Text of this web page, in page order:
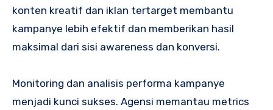
konten kreatif dan iklan tertarget membantu
kampanye lebih efektif dan memberikan hasil
maksimal dari sisi awareness dan konversi.
Monitoring dan analisis performa kampanye
menjadi kunci sukses. Agensi memantau metrics